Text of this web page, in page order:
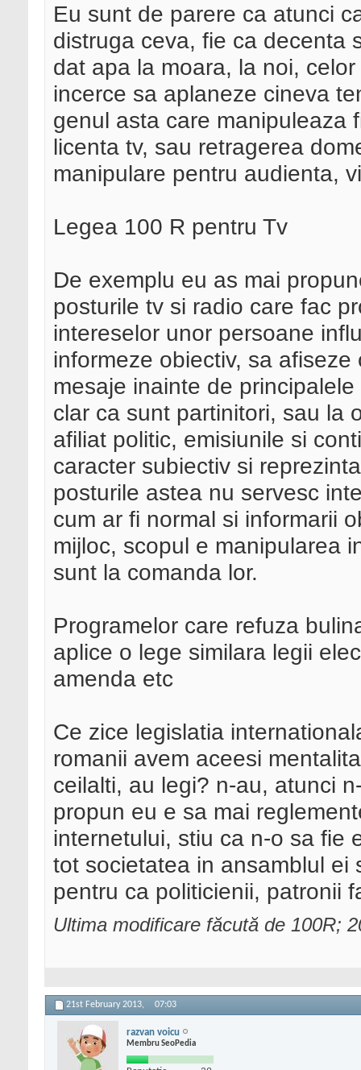
Eu sunt de parere ca atunci
distruga ceva, fie ca decenta
dat apa la moara, la noi,
incerce sa aplaneze cineva
genul asta care manipuleaza
licenta tv, sau retragerea
manipulare pentru audienta,
Legea 100 R pentru Tv
De exemplu eu as mai
posturile tv si radio care fac
intereselor unor persoane
informeze obiectiv, sa
mesaje inainte de
clar ca sunt partinitori, sau la
afiliat politic, emisiunile si
caracter subiectiv si
posturile astea nu servesc
cum ar fi normal si informarii
mijloc, scopul e manipularea
sunt la comanda lor.
Programelor care refuza
aplice o lege similara legii
amenda etc
Ce zice legislatia
romanii avem aceesi
ceilalti, au legi? n-au, atunci
propun eu e sa mai
internetului, stiu ca n-o sa fie
tot societatea in ansamblul ei
pentru ca politicienii, patronii
Ultima modificare făcută de 100R;
21st February 2013, 07:03
razvan voicu
Membru SeoPedia